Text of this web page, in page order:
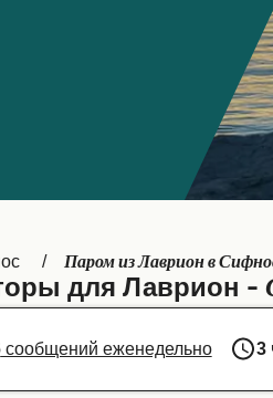
Паром из Лаврион в
для Лаврион -
сообщений еженедельно 3